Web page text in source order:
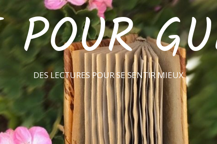
DES LECTURES POUR SE SENTIR MIEUX